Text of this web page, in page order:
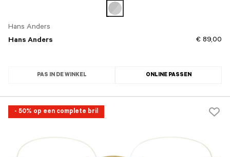
Hans Anders
Hans Anders
€ 89,00
PAS IN DE WINKEL ONLINE PASSEN
- 50% op een complete bril